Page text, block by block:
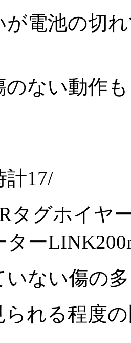
が電池の切
のない動作
計17/
タグホイヤ
ター
いない傷の
られる程度